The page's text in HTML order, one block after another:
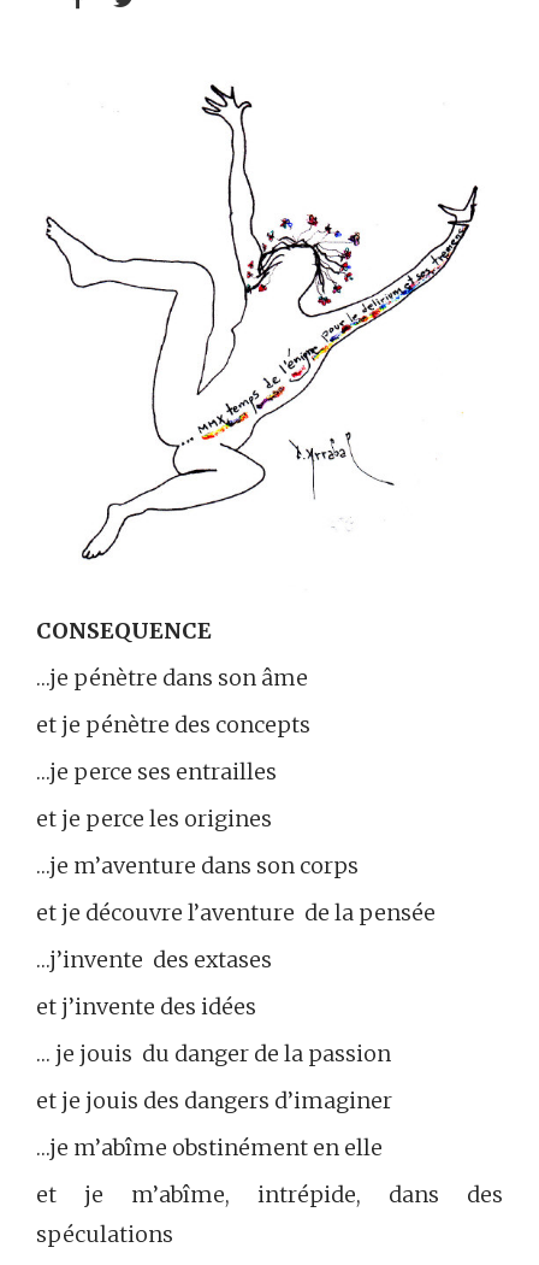
CONSEQUENCE
…je pénètre dans son âme
et je pénètre des concepts
…je perce ses entrailles
et je perce les origines
…je m’aventure dans son corps
et je découvre l’aventure de la pensée
…j’invente des extases
et j’invente des idées
… je jouis du danger de la passion
et je jouis des dangers d’imaginer
…je m’abîme obstinément en elle
et je m’abîme, intrépide, dans des
spéculations